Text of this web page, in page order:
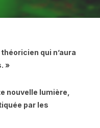
qui n’aura
»
nouvelle lumière,
par les